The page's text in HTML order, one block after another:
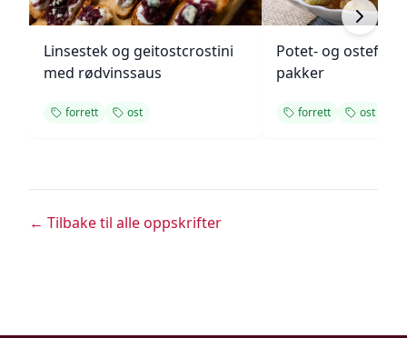
Linsestek og geitostcrostini
med rødvinssaus
forrett ost
Potet- og
pakker
forrett ost
← Tilbake til alle oppskrifter